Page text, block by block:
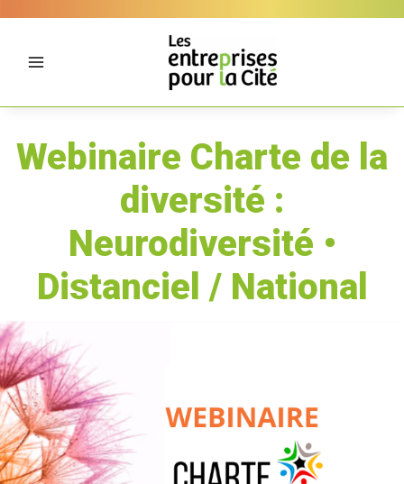
Webinaire Charte de la
diversité :
Neurodiversité •
Distanciel / National